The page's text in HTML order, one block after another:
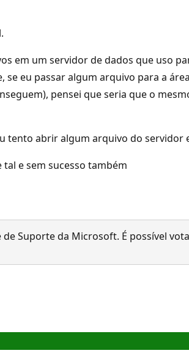
em um servidor de dados que uso
eu passar algum arquivo para a
pensei que seria que o
abrir algum arquivo do servidor
e sem sucesso também
Suporte da Microsoft. É possível